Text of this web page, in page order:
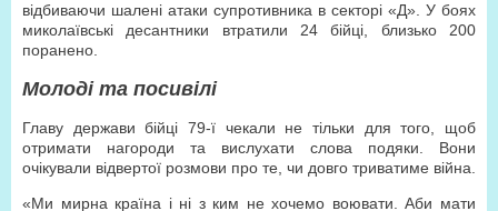
відбиваючи шалені атаки супротивника в секторі «Д». У боях
миколаївські десантники втратили 24 бійці, близько 200
поранено.
Молоді та посивілі
Главу держави бійці 79-ї чекали не тільки для того, щоб
отримати нагороди та вислухати слова подяки. Вони
очікували відвертої розмови про те, чи довго триватиме війна.
«Ми мирна країна і ні з ким не хочемо воювати. Аби мати